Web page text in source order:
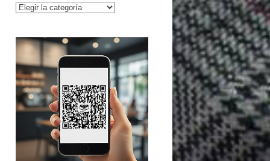
Categorías